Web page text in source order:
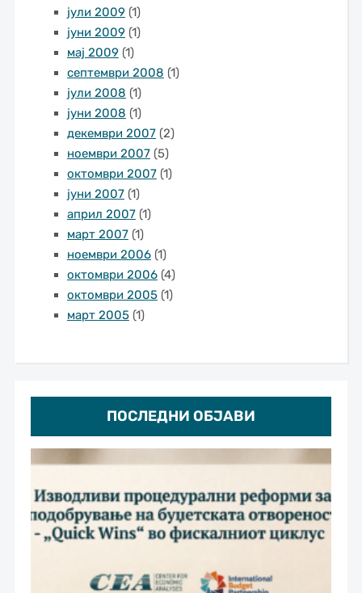
ПОСЛЕДНИ ОБЈАВИ
јули 2009 (1)
јуни 2009 (1)
мај 2009 (1)
септември 2008 (1)
јули 2008 (1)
јуни 2008 (1)
декември 2007(2)
ноември 2007(5)
октомври 2007(1)
јуни 2007(1)
април 2007(1)
март 2007(1)
ноември 2006(1)
октомври 2006(4)
октомври 2005(1)
март 2005(1)